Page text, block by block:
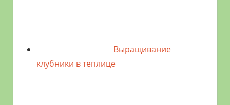
Выращивание
клубники в теплице